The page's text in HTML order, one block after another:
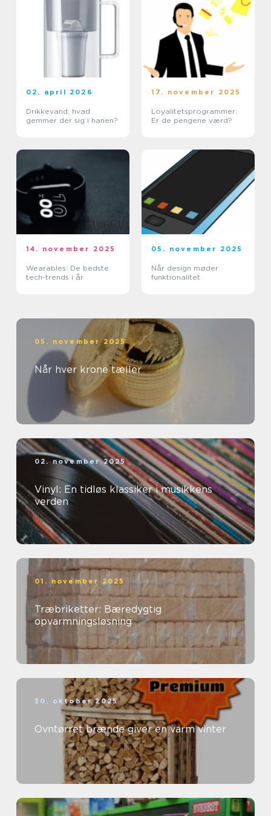
02. april 2026
Drikkevand: hvad
gemmer der sig i hanen?
17. november 2025
Loyalitetsprogrammer:
Er de pengene værd?
14. november 2025
Wearables: De bedste
tech-trends i år
05. november 2025
Når design møder
funktionalitet
05. november 2025
Når hver krone tæller
02. november 2025
Vinyl: En tidløs klassiker i musikkens
verden
01. november 2025
Træbriketter: Bæredygtig
opvarmningsløsning
30. oktober 2025
Ovntørret brænde giver en varm vinter